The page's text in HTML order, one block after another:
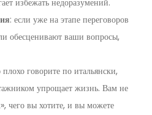
: если уже на этапе переговоров
обесценивают ваши вопросы,
говорите по итальянски,
упрощает жизнь. Вам не
чего вы хотите, и вы можете